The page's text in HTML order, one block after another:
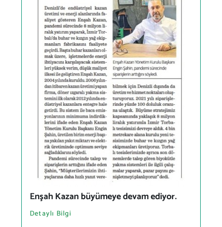
Enşah Kazan büyümeye devam ediyor.
Detaylı Bilgi